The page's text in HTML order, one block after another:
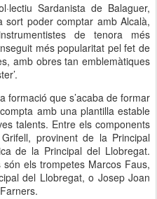
Sardanista de Balaguer,
poder comptar amb Alcalà,
de tenora més
més popularitat pel fet de
amb obres tan emblemàtiques
formació que s’acaba de formar
amb una plantilla estable
talents. Entre els components
provinent de la Principal
de la Principal del Llobregat.
són els trompetes Marcos Faus,
del Llobregat, o Josep Joan